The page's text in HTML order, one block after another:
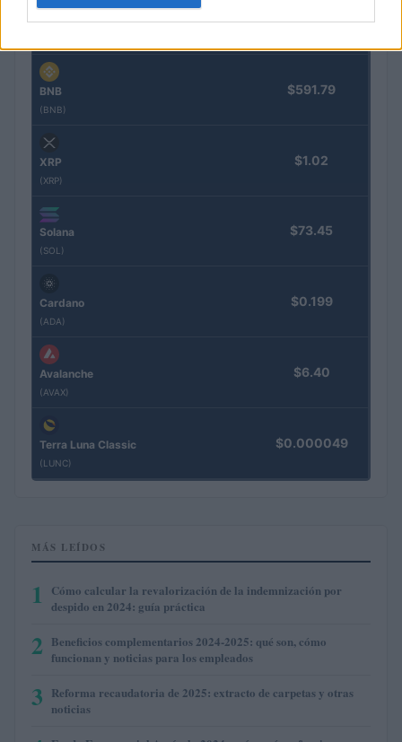
Ethereum $1,911.83
BNB
(BNB)
$591.79
XRP
(XRP)
$1.02
Solana
(SOL)
$73.45
Cardano
(ADA)
$0.199
Avalanche
(AVAX)
$6.40
Terra Luna Classic
(LUNC)
$0.000049
MÁS LEÍDOS
1
Cómo calcular la revalorización de la indemnización por
despido en 2024: guía práctica
2 Beneficios complementarios 2024-2025: qué son, cómo
funcionan y noticias para los empleados
3 Reforma recaudatoria de 2025: extracto de carpetas y otras
noticias